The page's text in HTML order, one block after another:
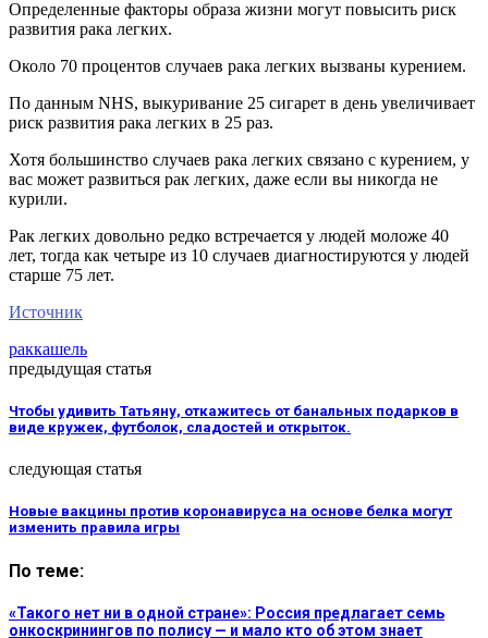
Определенные факторы образа жизни могут повысить риск
развития рака легких.
Около 70 процентов случаев рака легких вызваны курением.
По данным NHS, выкуривание 25 сигарет в день увеличивает
риск развития рака легких в 25 раз.
Хотя большинство случаев рака легких связано с курением, у
вас может развиться рак легких, даже если вы никогда не
курили.
Рак легких довольно редко встречается у людей моложе 40
лет, тогда как четыре из 10 случаев диагностируются у людей
старше 75 лет.
Источник
раккашель
предыдущая статья
Чтобы удивить Татьяну, откажитесь от банальных подарков в
виде кружек, футболок, сладостей и открыток.
следующая статья
Новые вакцины против коронавируса на основе белка могут
изменить правила игры
По теме:
«Такого нет ни в одной стране»: Россия предлагает семь
онкоскринингов по полису — и мало кто об этом знает